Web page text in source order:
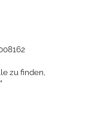
zu finden,